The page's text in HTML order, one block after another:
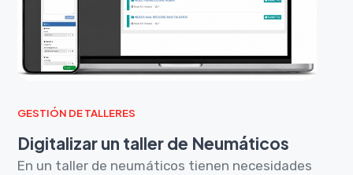
GESTIÓN DE TALLERES
Digitalizar un taller de Neumáticos
En un taller de neumáticos tienen necesidades